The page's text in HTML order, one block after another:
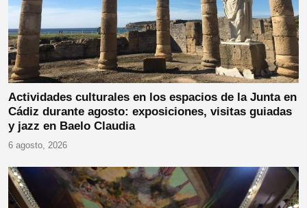
Actividades culturales en los espacios de la Junta en
Cádiz durante agosto: exposiciones, visitas guiadas
y jazz en Baelo Claudia
6 agosto, 2026